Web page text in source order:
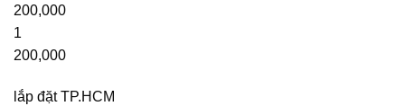
200,000
1
200,000
lắp đặt TP.HCM